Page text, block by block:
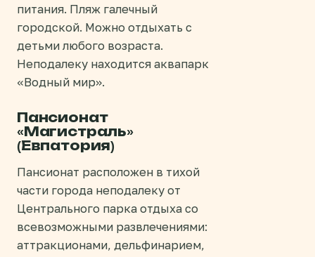
питания. Пляж галечный
городской. Можно отдыхать с
детьми любого возраста.
Неподалеку находится аквапарк
«Водный мир».
Пансионат
«Магистраль»
(Евпатория)
Пансионат расположен в тихой
части города неподалеку от
Центрального парка отдыха со
всевозможными развлечениями:
аттракционами, дельфинарием,